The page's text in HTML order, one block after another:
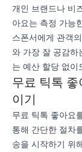
개인 브랜드나 비
아요는 측정 가능
스폰서에게 관객
와 가장 잘 공감하
는 예산 할당 없이
무료 틱톡
이기
무료 틱톡 좋아요
통해 간단한 절차
송을 시작하기 위